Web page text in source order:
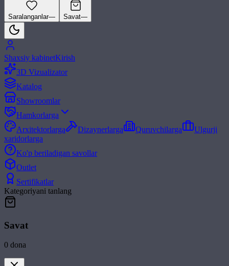
Saralanganlar— Savat—
Shaxsiy kabinetKirish
3D Vizualizator
Katalog
Showroomlar
Hamkorlarga
Arxitektorlarga
Dizaynerlarga Quruvchilarga
Ulgurji
xaridorlarga
Ko'p beriladigan savollar
Outlet
Sertifikatlar
Kategoriyani tanlang
Savat
0 dona